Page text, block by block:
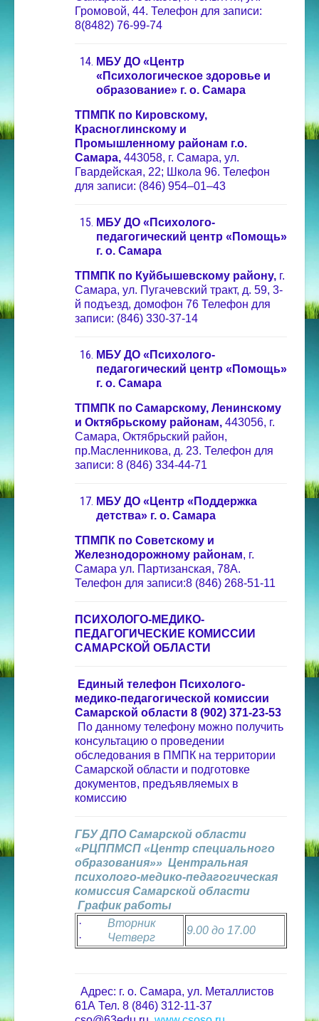
Громовой, 44. Телефон для записи:
8(8482) 76-99-74
МБУ ДО «Центр
«Психологическое здоровье и
образование» г. о. Самара
ТПМПК по Кировскому,
Красноглинскому и
Промышленному районам г.о.
Самара, 443058, г. Самара, ул.
Гвардейская, 22; Школа 96. Телефон
для записи: (846) 954–01–43
МБУ ДО «Психолого-
педагогический центр «Помощь»
г. о. Самара
ТПМПК по Куйбышевскому району, г.
Самара, ул. Пугачевский тракт, д. 59, 3-
й подъезд, домофон 76 Телефон для
записи: (846) 330-37-14
МБУ ДО «Психолого-
педагогический центр «Помощь»
г. о. Самара
ТПМПК по Самарскому, Ленинскому
и Октябрьскому районам, 443056, г.
Самара, Октябрьский район,
пр.Масленникова, д. 23. Телефон для
записи: 8 (846) 334-44-71
МБУ ДО «Центр «Поддержка
детства» г. о. Самара
ТПМПК по Советскому и
Железнодорожному районам, г.
Самара ул. Партизанская, 78А.
Телефон для записи:8 (846) 268-51-11
ПСИХОЛОГО-МЕДИКО-
ПЕДАГОГИЧЕСКИЕ КОМИССИИ
САМАРСКОЙ ОБЛАСТИ
Единый телефон Психолого-
медико-педагогической комиссии
Самарской области 8 (902) 371-23-53
По данному телефону можно получить
консультацию о проведении
обследования в ПМПК на территории
Самарской области и подготовке
документов, предъявляемых в
комиссию
ГБУ ДПО Самарской области
«РЦППМСП «Центр специального
образования»» Центральная
психолого-медико-педагогическая
комиссия Самарской области
График работы
· Вторник
· Четверг
9.00 до 17.00
Адрес: г. о. Самара, ул. Металлистов
61А Тел. 8 (846) 312-11-37